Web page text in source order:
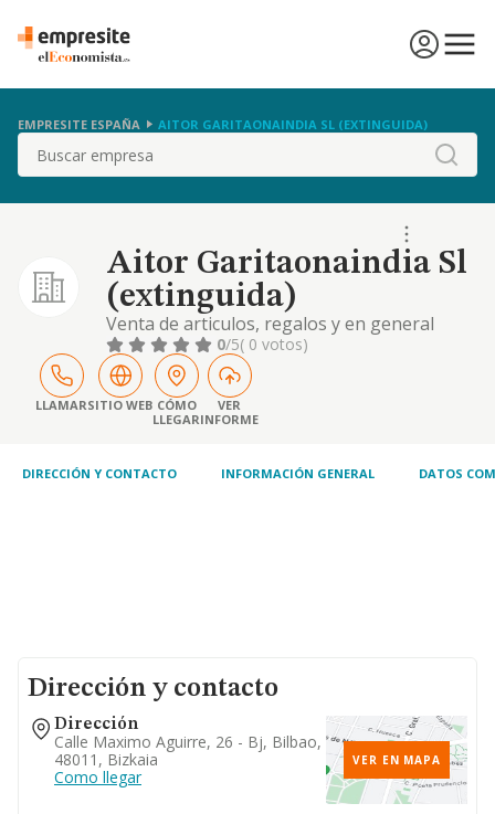
EMPRESITE ESPAÑA AITOR GARITAONAINDIA SL (EXTINGUIDA)
Buscar
Aitor Garitaonaindia Sl
(extinguida)
Venta de articulos, regalos y en general
productos destinados a los ninos.
0/5( 0 votos)
LLAMARSITIO WEB CÓMO
LLEGAR
VER
INFORME
DIRECCIÓN Y CONTACTO INFORMACIÓN GENERAL DATOS
Dirección y contacto
Dirección
Calle Maximo Aguirre, 26 - Bj, Bilbao,
48011, Bizkaia
Como llegar
VER EN MAPA